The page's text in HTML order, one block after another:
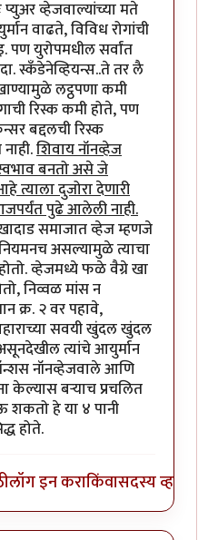
व्हेजवाल्यांच्या मते
वाढते, विविध रोगांची
पण युरोपमधील सर्वांत
स्कँडेनेव्हियन्स..ते तर लै
लट्ठपणा कमी
रिस्क कमी होते, पण
बद्दलची रिस्क
शिवाय नॉनव्हेज
बनतो असे जे
त्याला दुजोरा देणारी
पुढे आलेली नाही.
समाजात व्हेज म्हणजे
असल्यामुळे त्याचा
व्हेजमध्ये फळे वैग्रे खा
निव्वळ मांस न
क्र. २ वर पहावे,
सवयी खुंदल खुंदल
त्यांचे आयुर्मान
नॉनव्हेजवाले आणि
केल्यास बर्‍याच प्रचलित
शकतो हे या ४ पानी
होते.
लॉग इन कराकिंवासदस्य व्हा